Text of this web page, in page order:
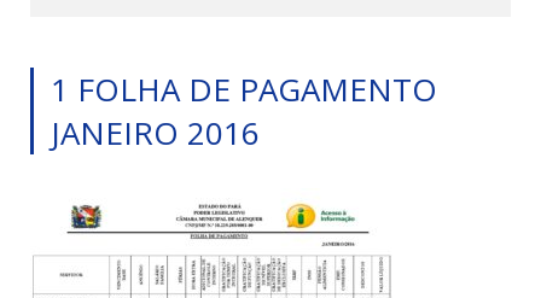
1 FOLHA DE PAGAMENTO
JANEIRO 2016